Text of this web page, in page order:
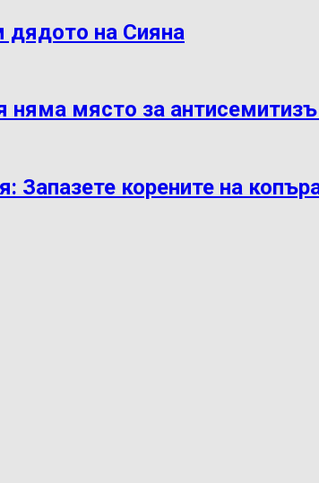
дядото на Сияна
няма място за
Запазете корените на